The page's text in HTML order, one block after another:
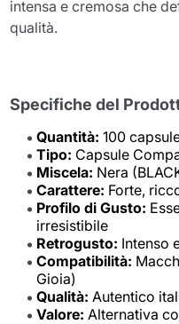
intensa e cremosa che
qualità.
Specifiche del
Quantità: 100
Tipo: Capsule
Miscela: Nera
Carattere: Forte,
Profilo di Gusto:
irresistibile
Retrogusto: Intenso
Compatibilità:
Gioia)
Qualità: Autentico
Valore: Alternativa